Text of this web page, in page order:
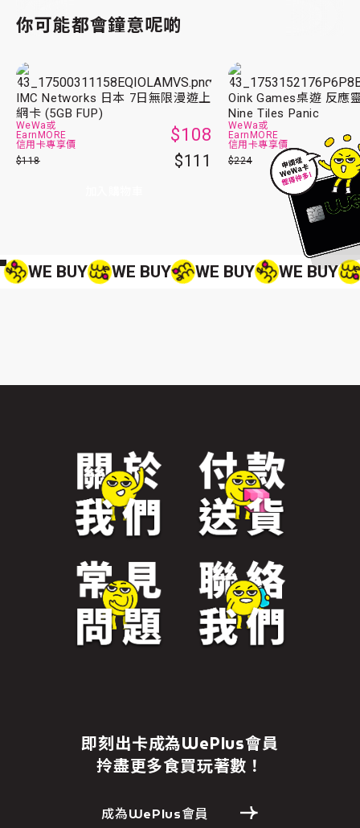
你可能都會鐘意呢啲
IMC Networks 日本 7日無限漫遊上
網卡 (5GB FUP)
WeWa或
EarnMORE
信用卡專享價
$108
$118 $111
Oink Games桌遊 反應
Nine Tiles Panic
WeWa或
EarnMORE
信用卡專享價
$224
加入購物車
WE BUY WE BUY WE BUY WE BUY
即刻出卡成為WePlus會員
拎盡更多食買玩著數！
成為WePlus會員